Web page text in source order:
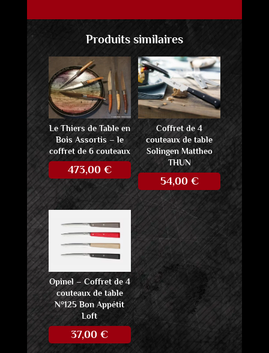
Produits similaires
Le Thiers de Table en
Bois Assortis – le
coffret de 6 couteaux
473,00 €
Coffret de 4
couteaux de table
Solingen Mattheo
THUN
54,00 €
Opinel – Coffret de 4
couteaux de table
N°125 Bon Appétit
Loft
37,00€